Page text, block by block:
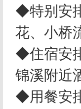
◆特别安
花、小桥
◆住宿安
锦溪附近
◆用餐安